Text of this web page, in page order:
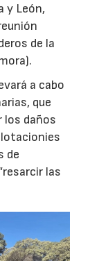
y León,
de la
a cabo
que
los daños
de
las